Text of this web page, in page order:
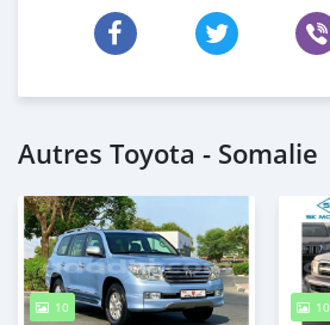
Autres Toyota - Somalie
10 10